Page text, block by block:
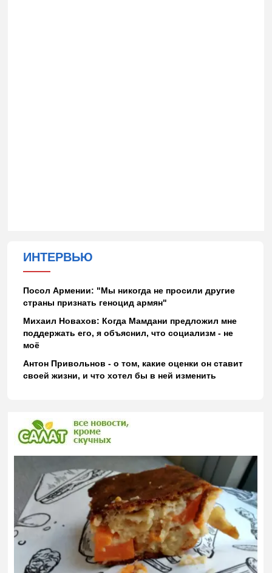
ИНТЕРВЬЮ
Посол Армении: "Мы никогда не просили другие
страны признать геноцид армян"
Михаил Новахов: Когда Мамдани предложил мне
поддержать его, я объяснил, что социализм - не
моё
Антон Привольнов - о том, какие оценки он ставит
своей жизни, и что хотел бы в ней изменить